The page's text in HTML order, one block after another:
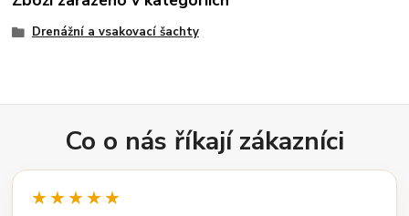
Drenážní a vsakovací šachty
Co o nás říkají zákazníci
★★★★★